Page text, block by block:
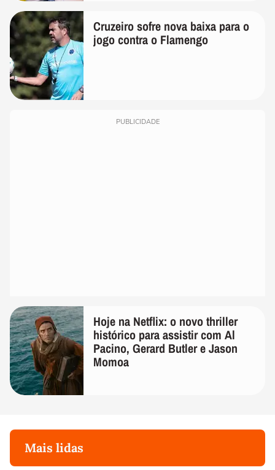
Cruzeiro sofre nova baixa para o
jogo contra o Flamengo
PUBLICIDADE
Hoje na Netflix: o novo thriller
histórico para assistir com Al
Pacino, Gerard Butler e Jason
Momoa
Mais lidas